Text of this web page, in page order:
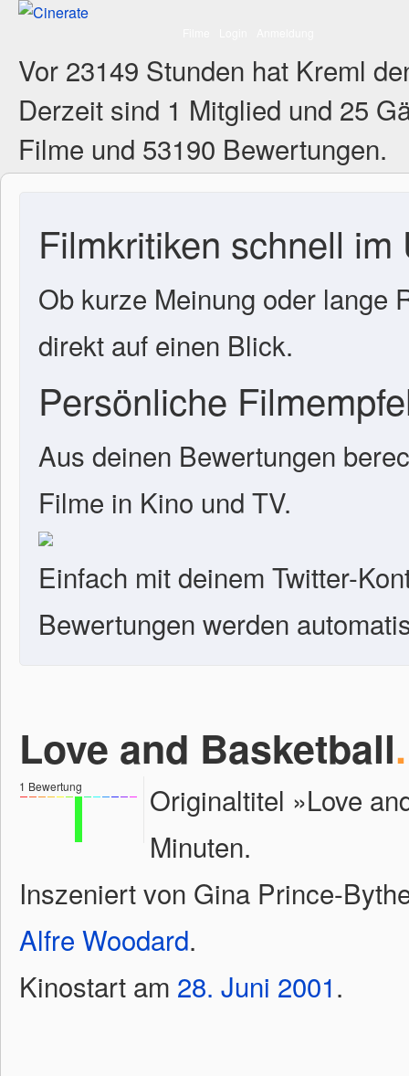
Vor 23149 Stunden hat Kreml
Derzeit sind 1 Mitglied und 25
Filme und 53190 Bewertungen.
Filmkritiken schnell im
Ob kurze Meinung oder lange
direkt auf einen Blick.
Persönliche
Aus deinen Bewertungen
Filme in Kino und TV.
Einfach mit deinem Twitter-
Bewertungen werden
Love and Basketball.
1 Bewertung
Originaltitel »Love
Minuten.
Inszeniert von Gina Prince-
Alfre Woodard.
Kinostart am 28. Juni 2001.